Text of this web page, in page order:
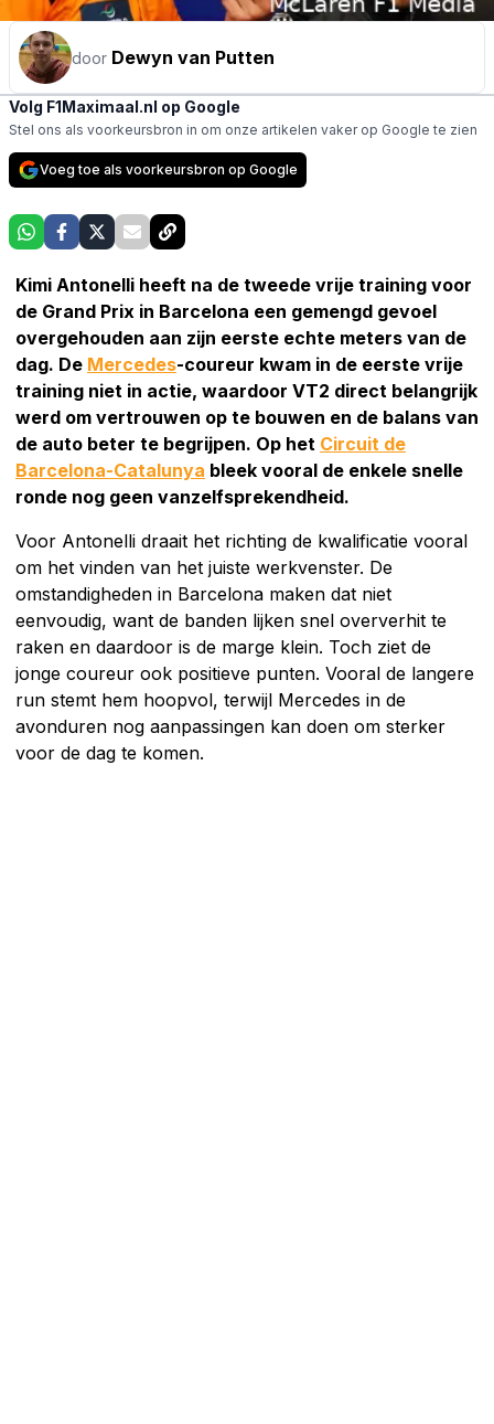
door Dewyn van Putten
Volg F1Maximaal.nl op Google
Stel ons als voorkeursbron in om onze artikelen vaker op Google te zien
Voeg toe als voorkeursbron op Google
Kimi Antonelli heeft na de tweede vrije training voor
de Grand Prix in Barcelona een gemengd gevoel
overgehouden aan zijn eerste echte meters van de
dag. De Mercedes-coureur kwam in de eerste vrije
training niet in actie, waardoor VT2 direct belangrijk
werd om vertrouwen op te bouwen en de balans van
de auto beter te begrijpen. Op het Circuit de
Barcelona-Catalunya bleek vooral de enkele snelle
ronde nog geen vanzelfsprekendheid.
Voor Antonelli draait het richting de kwalificatie vooral
om het vinden van het juiste werkvenster. De
omstandigheden in Barcelona maken dat niet
eenvoudig, want de banden lijken snel oververhit te
raken en daardoor is de marge klein. Toch ziet de
jonge coureur ook positieve punten. Vooral de langere
run stemt hem hoopvol, terwijl Mercedes in de
avonduren nog aanpassingen kan doen om sterker
voor de dag te komen.